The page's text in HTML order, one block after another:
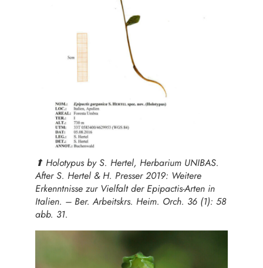
⬆︎ Holotypus by S. Hertel, Herbarium UNIBAS.
After S. Hertel & H. Presser 2019: Weitere
Erkenntnisse zur Vielfalt der Epipactis-Arten in
Italien. – Ber. Arbeitskrs. Heim. Orch. 36 (1): 58
abb. 31.